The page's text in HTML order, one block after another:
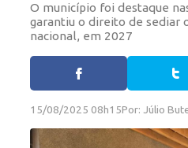
O município foi destaque
garantiu o direito de sediar
nacional, em 2027
15/08/2025 08h15Por: Júlio